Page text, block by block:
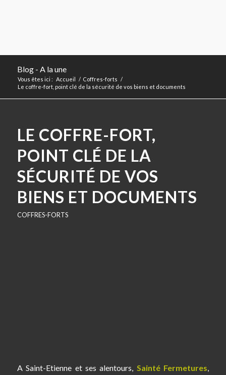
Blog - A la une
Vous êtes ici : Accueil / Coffres-forts /
Le coffre-fort, point clé de la sécurité de vos biens et documents
LE COFFRE-FORT,
POINT CLÉ DE LA
SÉCURITÉ DE VOS
BIENS ET DOCUMENTS
COFFRES-FORTS
A Saint-Etienne et ses alentours, Sainté Fermetures,